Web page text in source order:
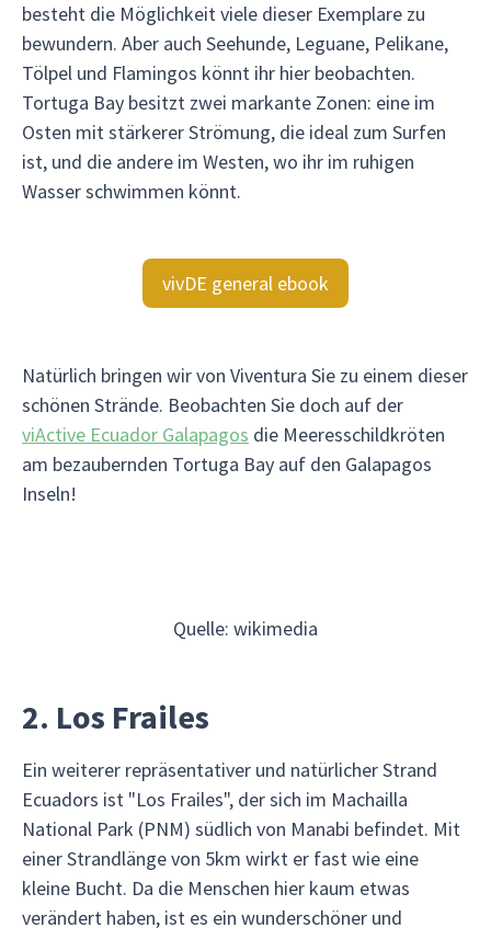
besteht die Möglichkeit viele dieser Exemplare zu
bewundern. Aber auch Seehunde, Leguane, Pelikane,
Tölpel und Flamingos könnt ihr hier beobachten.
Tortuga Bay besitzt zwei markante Zonen: eine im
Osten mit stärkerer Strömung, die ideal zum Surfen
ist, und die andere im Westen, wo ihr im ruhigen
Wasser schwimmen könnt.
vivDE general ebook
Natürlich bringen wir von Viventura Sie zu einem dieser
schönen Strände. Beobachten Sie doch auf der
viActive Ecuador Galapagos die Meeresschildkröten
am bezaubernden Tortuga Bay auf den Galapagos
Inseln!
Quelle: wikimedia
2. Los Frailes
Ein weiterer repräsentativer und natürlicher Strand
Ecuadors ist "Los Frailes", der sich im Machailla
National Park (PNM) südlich von Manabi befindet. Mit
einer Strandlänge von 5km wirkt er fast wie eine
kleine Bucht. Da die Menschen hier kaum etwas
verändert haben, ist es ein wunderschöner und